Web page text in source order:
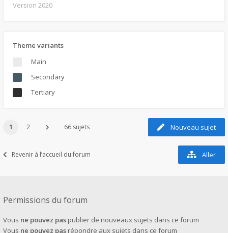
Version 2020
Theme variants
Main
Secondary
Tertiary
Nouveau sujet
1 2 66 sujets
Revenir à l’accueil du forum Aller
Permissions du forum
Vous ne pouvez pas publier de nouveaux sujets dans ce forum
Vous ne pouvez pas répondre aux sujets dans ce forum